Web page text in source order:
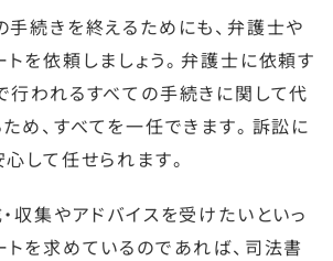
続きを終えるためにも、弁護士や
を依頼しましょう。弁護士に依頼す
われるすべての手続きに関して代
め、すべてを一任できます。訴訟に
して任せられます。
収集やアドバイスを受けたいといっ
を求めているのであれば、司法書